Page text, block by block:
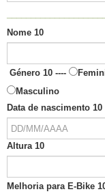
Nome 10
Género 10 ----
Masculino
Data de nascimento 10
Altura 10
Melhoria para E-Bike